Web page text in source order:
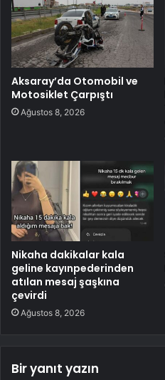
Aksaray’da Otomobil ve
Motosiklet Çarpıştı
Ağustos 8, 2026
Nikaha dakikalar kala
geline kayınpederinden
atılan mesaj şaşkına
çevirdi
Ağustos 8, 2026
Bir yanıt yazın